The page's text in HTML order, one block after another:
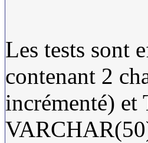
Les tests sont
contenant 2
incrémenté)